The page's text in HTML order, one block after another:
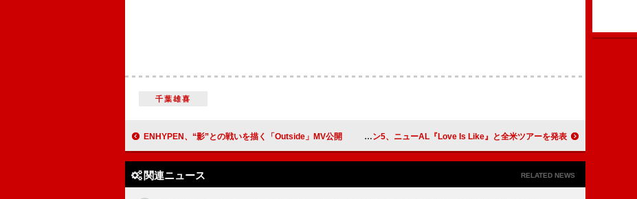
千葉雄喜
ENHYPEN、“影”との戦いを描く「Outside」MV公開 マルーン5、ニューAL『Love Is Like』と全米ツアーを発表
関連ニュース RELATED NEWS